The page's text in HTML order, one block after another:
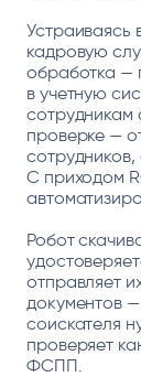
Устраиваясь
кадровую
обработка —
в учетную
сотрудникам
проверке —
С приходом
Робот
отправляет
документов
соискателя
проверяет
ФСПП.